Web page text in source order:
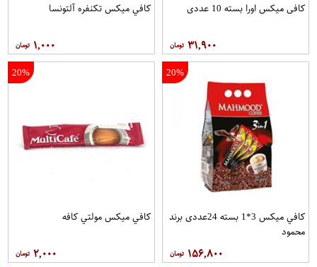
کافی میکس اورا بسته 10 عددی
۳۱,۹۰۰
کافي ميکس تکنفره آلتونسا
۱,۰۰۰
20%
کافي ميکس 3*1 بسته 24عددی برند
محمود
۱۵۶,۸۰۰
20%
کافي ميکس مولتي کافه
۲,۰۰۰